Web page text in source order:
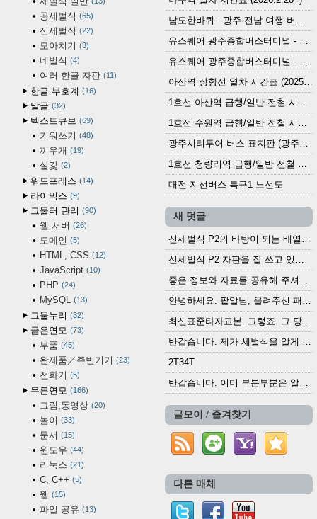
공세벌식 65
신세벌식 22
모아치기 3
네벌식 4
여러 한글 자판 11
한글 부호계 16
말글 32
텍스트큐브 69
기워쓰기 48
끼우개 19
살갗 2
워드프레스 14
라이믹스 9
그물터 관리 90
웹 서버 26
도메인 5
HTML, CSS 12
JavaScript 10
PHP 24
MySQL 13
그물누리 32
굳은연모 73
부품 45
완제품／주변기기 23
전화기 5
무른연모 166
그림,동영상 20
놀이 33
문서 15
윈도우 44
리눅스 21
C, C++ 5
웹 15
파일 공유 13
남도한바퀴 - 광주·전남 여행 버스 노선 (2026.3.1~5.31)
유스퀘어 광주종합버스터미널 - 곡성,순천／화순,보성,율포 방면 시외버스 시간표 (2026.1.31)
유스퀘어 광주종합버스터미널 - 담양, 순창, 남원, 무주, 장수, 거창, 대구 방면 시외버스 시간표 (2026...
아산역 장항선 열차 시간표 (2025.12.30 기준) (무궁화호, ITX-마음, 새마을호, 서해금빛열차)
1호선 아산역 급행/일반 전철 시간표 (2025.12.30~)
1호선 수원역 급행/일반 전철 시간표 (2025.12.30~)
광주시티투어 버스 표지판 (광주역 정류장) (2024?)
1호선 청량리역 급행/일반 전철 시간표 · 노선도 (2025.12.30~)
대전 지선버스 특구1 노선도
새 덧글
신세벌식 P2의 바탕이 되는 배열이나 주요 기능...
신세벌식 P2 자판을 잘 쓰고 있습니다. 쓰기 편리...
좋은 정보와 자료를 공유해 주셔서 고맙습니다....
안녕하세요. 팥알님, 올려주신 패치 여러모로 감사...
최신표준타자교본. 그렇죠. 그 당시에 최신 표준...
반갑습니다. 제가 세벌식을 알게 되어 세벌식 써...
2T34T
반갑습니다. 이미 부분부분은 알려진 정보들이...
글모이 / 즐겨찾기
다른 매체